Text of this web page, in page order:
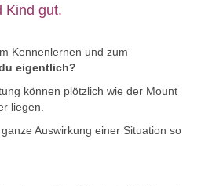
Kind gut.
Kennenlernen und zum
eigentlich?
können plötzlich wie der Mount
liegen.
Auswirkung einer Situation so